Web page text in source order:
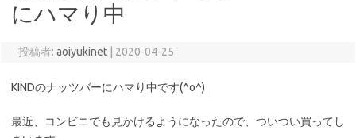
にハマり中
投稿者: aoiyukinet 2020-04-25
KINDのナッツバーにハマり中です(^o^)
最近、コンビニでも見かけるようになったので、ついつい買ってし